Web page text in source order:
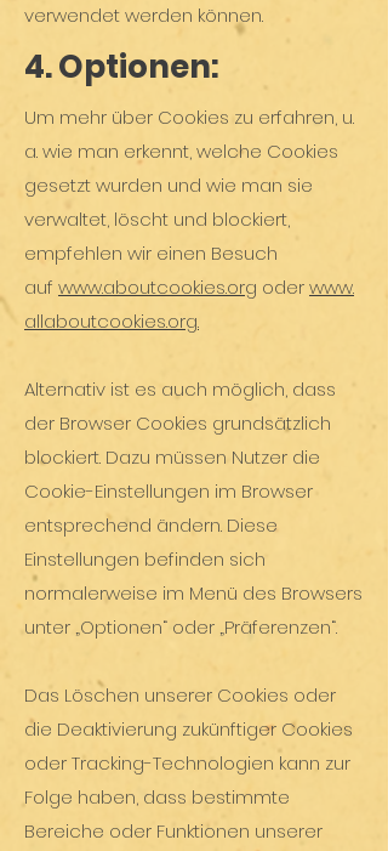
verwendet werden können.
4. Optionen:
Um mehr über Cookies zu erfahren, u.
a. wie man erkennt, welche Cookies
gesetzt wurden und wie man sie
verwaltet, löscht und blockiert,
empfehlen wir einen Besuch
auf www.aboutcookies.org oderwww.
allaboutcookies.org.
Alternativ ist es auch möglich, dass
der Browser Cookies grundsätzlich
blockiert. Dazu müssen Nutzer die
Cookie-Einstellungen im Browser
entsprechend ändern. Diese
Einstellungen befinden sich
normalerweise im Menü des Browsers
unter „Optionen“ oder „Präferenzen“.
Das Löschen unserer Cookies oder
die Deaktivierung zukünftiger Cookies
oder Tracking-Technologien kann zur
Folge haben, dass bestimmte
Bereiche oder Funktionen unserer